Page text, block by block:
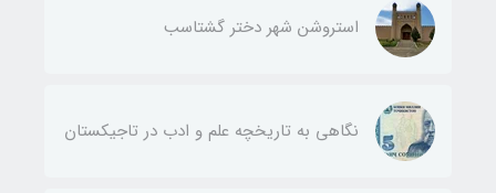
استروشن شهر دختر گشتاسب
نگاهی به تاریخچه علم و ادب در تاجیکستان